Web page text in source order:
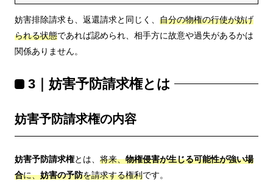
妨害排除請求も、返還請求と同じく、 自分の物権の行使が妨げ
られる状態であれば認められ、相手方に故意や過失があるかは
関係ありません。
3｜妨害予防請求権とは
妨害予防請求権の内容
妨害予防請求権とは、 将来、物権侵害が生じる可能性が強い場
合に、妨害の予防を請求する権利です。